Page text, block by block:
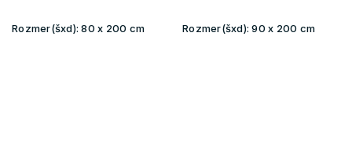
Rozmer(šxd):80 x 200 cm Rozmer(šxd):90 x 200 cm